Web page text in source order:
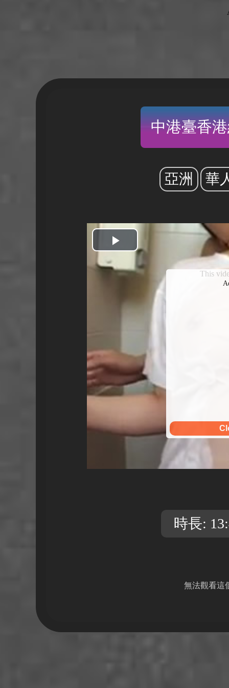
中港臺香
亞洲 華
This
Play
Video
時長:
無法觀看這